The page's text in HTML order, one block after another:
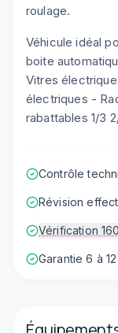
roulage.
Véhicule idéal
boite
Vitres
électriques -
rabattables 1/3
Contrôle
Révision
Vérification
Garantie 6 à